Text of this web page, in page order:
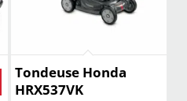
Tondeuse Honda
HRX537VK